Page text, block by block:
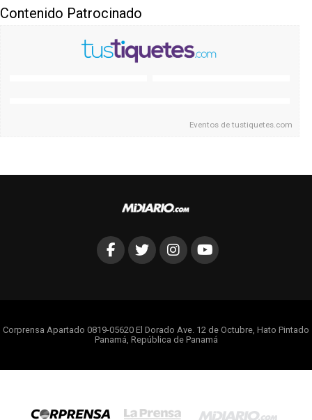
Contenido Patrocinado
Eventos detustiquetes.com
Corprensa Apartado 0819-05620 El Dorado Ave. 12 de Octubre, Hato Pintado
Panamá, República de Panamá